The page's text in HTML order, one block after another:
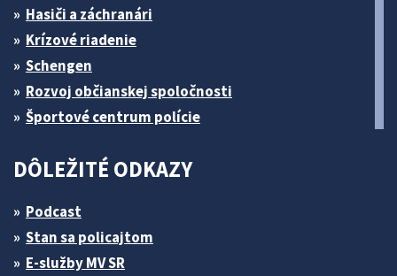
Hasiči a záchranári
Krízové riadenie
Schengen
Rozvoj občianskej spoločnosti
Športové centrum polície
DÔLEŽITÉ ODKAZY
Podcast
Stan sa policajtom
E-služby MV SR